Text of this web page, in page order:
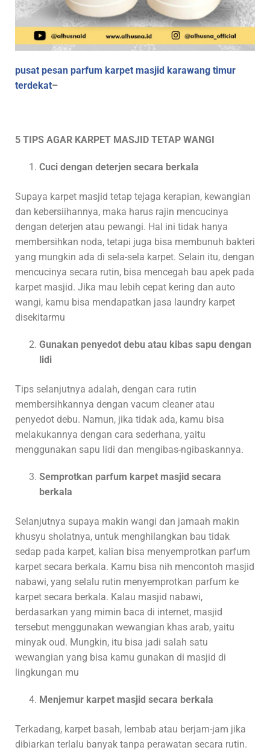
pusat pesan parfum karpet masjid karawang timur
terdekat–
5 TIPS AGAR KARPET MASJID TETAP WANGI
Cuci dengan deterjen secara berkala
Supaya karpet masjid tetap tejaga kerapian, kewangian
dan kebersiihannya, maka harus rajin mencucinya
dengan deterjen atau pewangi. Hal ini tidak hanya
membersihkan noda, tetapi juga bisa membunuh bakteri
yang mungkin ada di sela-sela karpet. Selain itu, dengan
mencucinya secara rutin, bisa mencegah bau apek pada
karpet masjid. Jika mau lebih cepat kering dan auto
wangi, kamu bisa mendapatkan jasa laundry karpet
disekitarmu
Gunakan penyedot debu atau kibas sapu dengan
lidi
Tips selanjutnya adalah, dengan cara rutin
membersihkannya dengan vacum cleaner atau
penyedot debu. Namun, jika tidak ada, kamu bisa
melakukannya dengan cara sederhana, yaitu
menggunakan sapu lidi dan mengibas-ngibaskannya.
Semprotkan parfum karpet masjid secara
berkala
Selanjutnya supaya makin wangi dan jamaah makin
khusyu sholatnya, untuk menghilangkan bau tidak
sedap pada karpet, kalian bisa menyemprotkan parfum
karpet secara berkala. Kamu bisa nih mencontoh masjid
nabawi, yang selalu rutin menyemprotkan parfum ke
karpet secara berkala. Kalau masjid nabawi,
berdasarkan yang mimin baca di internet, masjid
tersebut menggunakan wewangian khas arab, yaitu
minyak oud. Mungkin, itu bisa jadi salah satu
wewangian yang bisa kamu gunakan di masjid di
lingkungan mu
Menjemur karpet masjid secara berkala
Terkadang, karpet basah, lembab atau berjam-jam jika
dibiarkan terlalu banyak tanpa perawatan secara rutin.